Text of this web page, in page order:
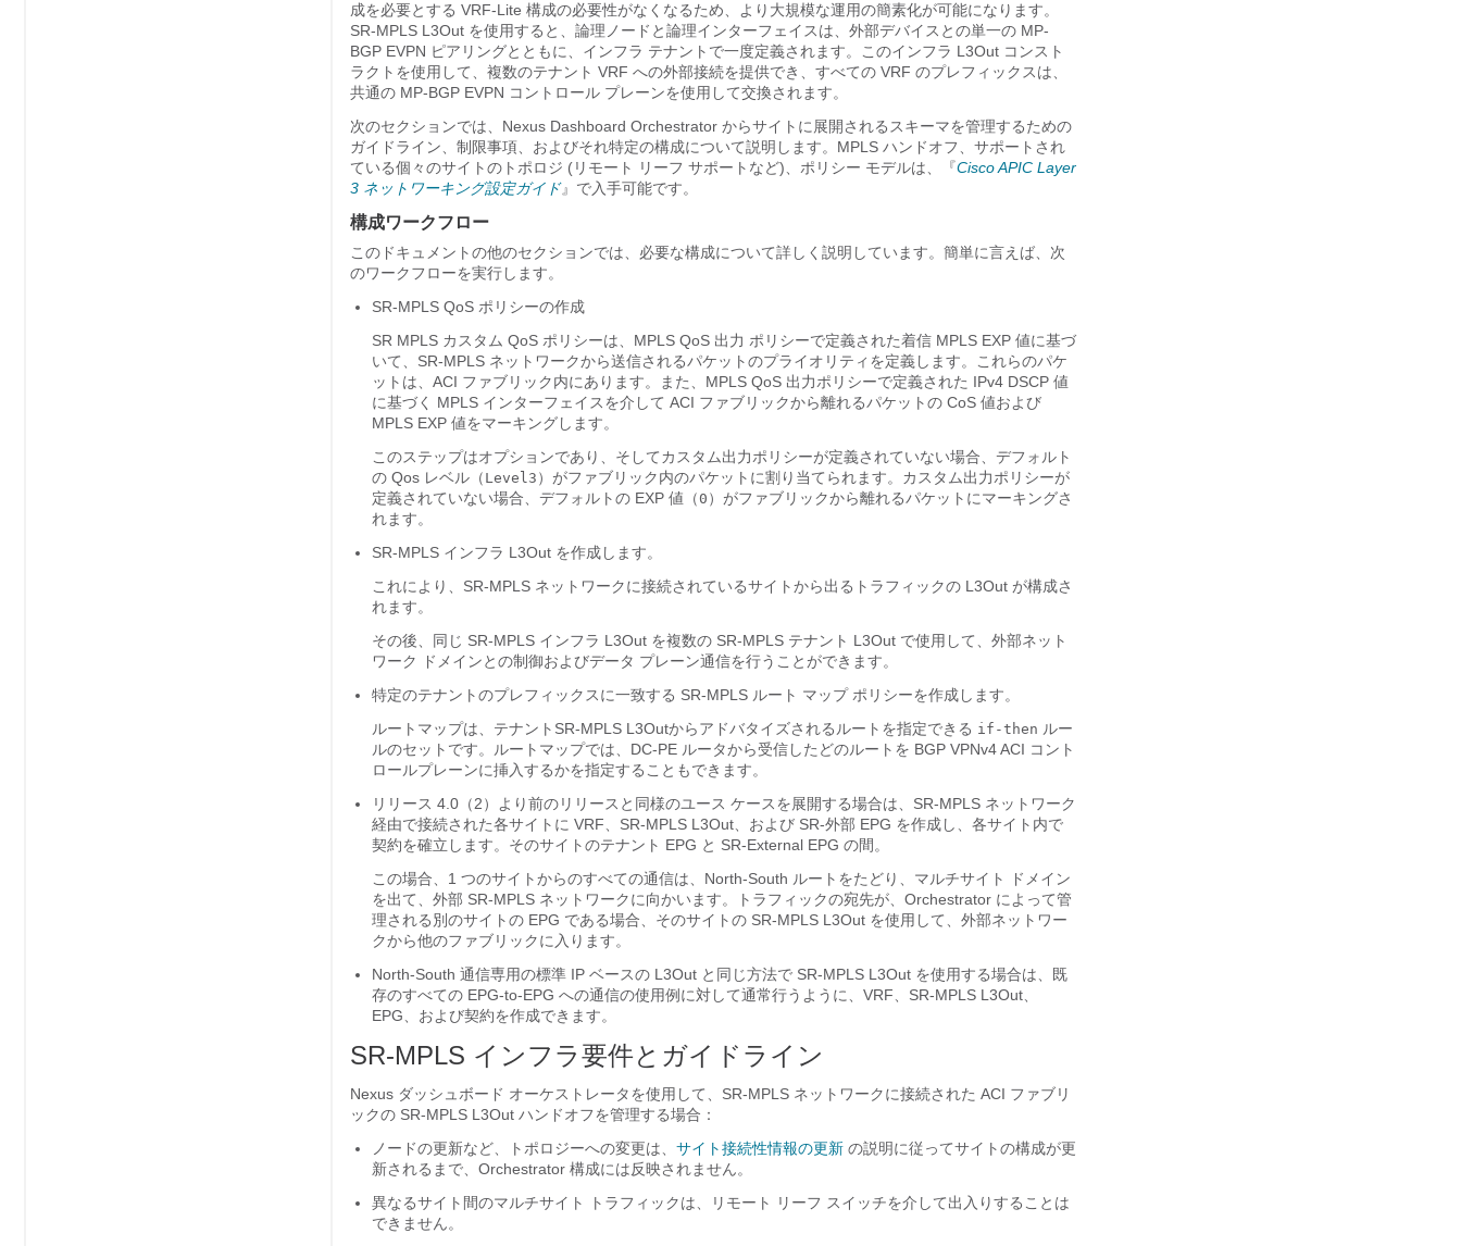
成を必要とする VRF-Lite 構成の必要性がなくなるため、より大規模な運用の簡素化が可能になります。
SR-MPLS L3Out を使用すると、論理ノードと論理インターフェイスは、外部デバイスとの単一の MP-
BGP EVPN ピアリングとともに、インフラ テナントで一度定義されます。このインフラ L3Out コンスト
ラクトを使用して、複数のテナント VRF への外部接続を提供でき、すべての VRF のプレフィックスは、
共通の MP-BGP EVPN コントロール プレーンを使用して交換されます。
次のセクションでは、Nexus Dashboard Orchestrator からサイトに展開されるスキーマを管理するための
ガイドライン、制限事項、およびそれ特定の構成について説明します。MPLS ハンドオフ、サポートされ
ている個々のサイトのトポロジ (リモート リーフ サポートなど)、ポリシー モデルは、『Cisco APIC Layer
3 ネットワーキング設定ガイド』で入手可能です。
構成ワークフロー
このドキュメントの他のセクションでは、必要な構成について詳しく説明しています。簡単に言えば、次
のワークフローを実行します。
SR-MPLS QoS ポリシーの作成
SR MPLS カスタム QoS ポリシーは、MPLS QoS 出力 ポリシーで定義された着信 MPLS EXP 値に基づ
いて、SR-MPLS ネットワークから送信されるパケットのプライオリティを定義します。これらのパケ
ットは、ACI ファブリック内にあります。また、MPLS QoS 出力ポリシーで定義された IPv4 DSCP 値
に基づく MPLS インターフェイスを介して ACI ファブリックから離れるパケットの CoS 値および
MPLS EXP 値をマーキングします。
このステップはオプションであり、そしてカスタム出力ポリシーが定義されていない場合、デフォルト
の Qos レベル（ Level3 ）がファブリック内のパケットに割り当てられます。カスタム出力ポリシーが
定義されていない場合、デフォルトの EXP 値（0 ）がファブリックから離れるパケットにマーキングさ
れます。
SR-MPLS インフラ L3Out を作成します。
これにより、SR-MPLS ネットワークに接続されているサイトから出るトラフィックの L3Out が構成さ
れます。
その後、同じ SR-MPLS インフラ L3Out を複数の SR-MPLS テナント L3Out で使用して、外部ネット
ワーク ドメインとの制御およびデータ プレーン通信を行うことができます。
特定のテナントのプレフィックスに一致する SR-MPLS ルート マップ ポリシーを作成します。
ルートマップは、テナントSR-MPLS L3Outからアドバタイズされるルートを指定できる if-then ルー
ルのセットです。ルートマップでは、DC-PE ルータから受信したどのルートを BGP VPNv4 ACI コント
ロールプレーンに挿入するかを指定することもできます。
リリース 4.0（2）より前のリリースと同様のユース ケースを展開する場合は、SR-MPLS ネットワーク
経由で接続された各サイトに VRF、SR-MPLS L3Out、および SR-外部 EPG を作成し、各サイト内で
契約を確立します。そのサイトのテナント EPG と SR-External EPG の間。
この場合、1 つのサイトからのすべての通信は、North-South ルートをたどり、マルチサイト ドメイン
を出て、外部 SR-MPLS ネットワークに向かいます。トラフィックの宛先が、Orchestrator によって管
理される別のサイトの EPG である場合、そのサイトの SR-MPLS L3Out を使用して、外部ネットワー
クから他のファブリックに入ります。
North-South 通信専用の標準 IP ベースの L3Out と同じ方法で SR-MPLS L3Out を使用する場合は、既
存のすべての EPG-to-EPG への通信の使用例に対して通常行うように、VRF、SR-MPLS L3Out、
EPG、および契約を作成できます。
SR-MPLS インフラ要件とガイドライン
Nexus ダッシュボード オーケストレータを使用して、SR-MPLS ネットワークに接続された ACI ファブリ
ックの SR-MPLS L3Out ハンドオフを管理する場合：
ノードの更新など、トポロジーへの変更は、 サイト接続性情報の更新 の説明に従ってサイトの構成が更
新されるまで、Orchestrator 構成には反映されません。
異なるサイト間のマルチサイト トラフィックは、リモート リーフ スイッチを介して出入りすることは
できません。